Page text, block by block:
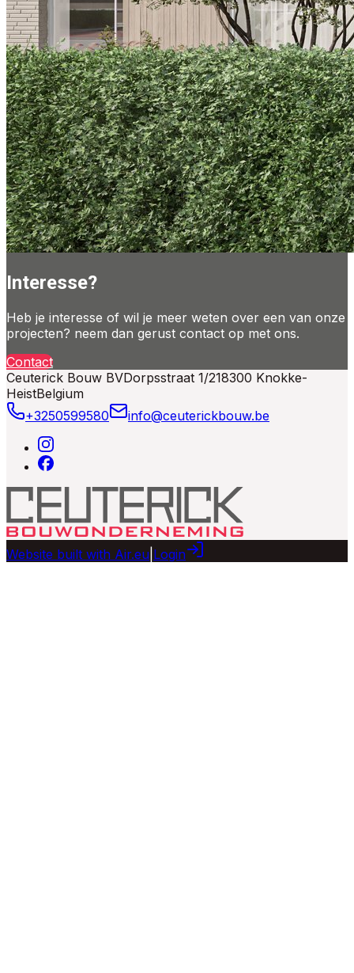
Interesse?
Heb je interesse of wil je meer weten over een van onze
projecten? neem dan gerust contact op met ons.
Contact
Ceuterick Bouw BVDorpsstraat 1/218300 Knokke-
HeistBelgium
+3250599580
info@ceuterickbouw.be
Website built with Air.eu Login